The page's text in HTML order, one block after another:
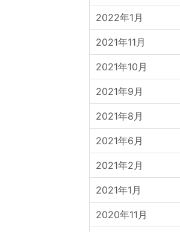
2022年1月
2021年11月
2021年10月
2021年9月
2021年8月
2021年6月
2021年2月
2021年1月
2020年11月